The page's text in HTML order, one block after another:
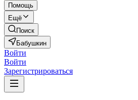
Помощь
Ещё
Поиск
Бабушкин
Войти
Войти
Зарегистрироваться